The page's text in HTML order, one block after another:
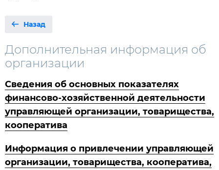
Назад
Дополнительная информация об
организации
Сведения об основных показателях
финансово-хозяйственной деятельности
управляющей организации, товарищества,
кооператива
Информация о привлечении управляющей
организации, товарищества, кооператива,